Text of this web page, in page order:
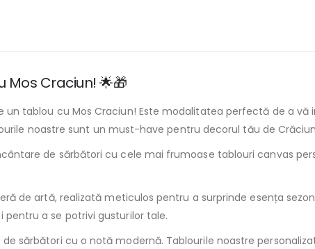
Craciun! 🌟🎁
tablou cu Mos Craciun! Este modalitatea perfectă de a vă
noastre sunt un must-have pentru decorul tău de
de sărbători cu cele mai frumoase tablouri canvas
de artă, realizată meticulos pentru a surprinde esența
a se potrivi gusturilor tale.
sărbători cu o notă modernă. Tablourile noastre